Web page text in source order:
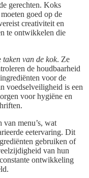
gerechten. Koks
goed op de
creativiteit en
te ontwikkelen die
taken van de kok. Ze
de houdbaarheid
voor de
voedselveiligheid is een
voor hygiëne en
van menu’s, wat
eetervaring. Dit
gebruiken of
van hun
ontwikkeling